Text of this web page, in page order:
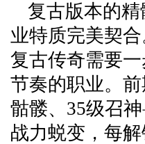
复古版本的
业特质完美契
复古传奇需要
节奏的职业。
骷髅、35级召
战力蜕变，每